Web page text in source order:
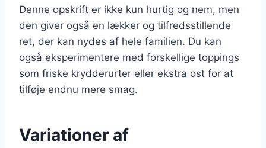
Denne opskrift er ikke kun hurtig og nem, men
den giver også en lækker og tilfredsstillende
ret, der kan nydes af hele familien. Du kan
også eksperimentere med forskellige toppings
som friske krydderurter eller ekstra ost for at
tilføje endnu mere smag.
Variationer af